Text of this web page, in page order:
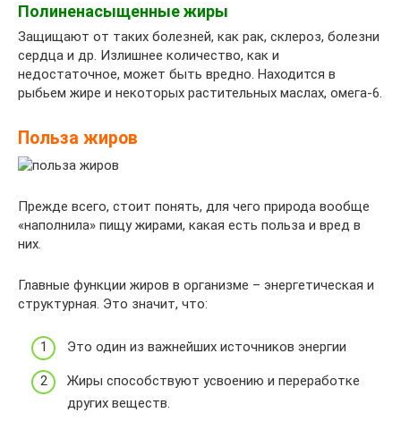
Полиненасыщенные жиры
Защищают от таких болезней, как рак, склероз, болезни
сердца и др. Излишнее количество, как и
недостаточное, может быть вредно. Находится в
рыбьем жире и некоторых растительных маслах, омега-6.
Польза жиров
Прежде всего, стоит понять, для чего природа вообще
«наполнила» пищу жирами, какая есть польза и вред в
них.
Главные функции жиров в организме – энергетическая и
структурная. Это значит, что:
Это один из важнейших источников энергии
Жиры способствуют усвоению и переработке
других веществ.